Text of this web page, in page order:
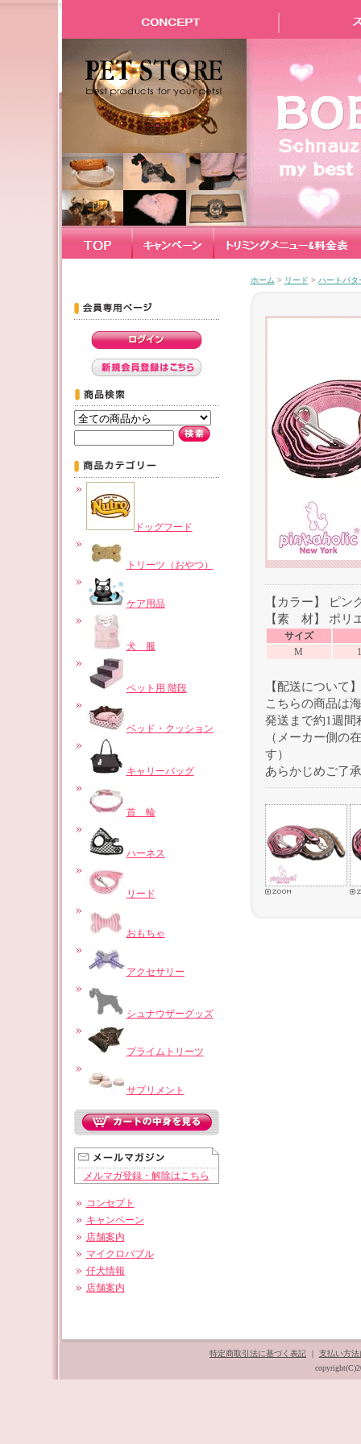
ドッグフード
トリーツ（おやつ）
ケア用品
犬 服
ペット用 階段
ベッド・クッション
キャリーバッグ
首 輪
ハーネス
リード
おもちゃ
アクセサリー
シュナウザーグッズ
プライムトリーツ
サプリメント
メルマガ登録・解除はこちら
コンセプト
キャンペーン
店舗案内
マイクロバブル
仔犬情報
店舗案内
ホーム > リード > ハートパタ
【カラー】 ピン
【素 材】 ポリ
サイズ
M
【配送について】
こちらの商品は
発送まで約1週間
（メーカー側の
す）
あらかじめご了
特定商取引法に基づく表記
支払い方